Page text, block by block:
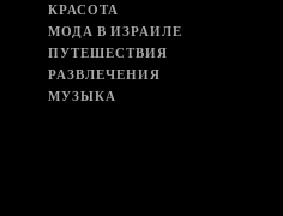
КРАСОТА
МОДА В ИЗРАИЛЕ
ПУТЕШЕСТВИЯ
РАЗВЛЕЧЕНИЯ
МУЗЫКА